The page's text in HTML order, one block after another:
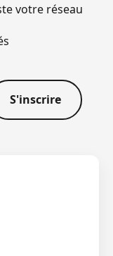
votre réseau
S'inscrire